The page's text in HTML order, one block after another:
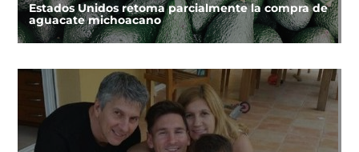
Estados Unidos retoma parcialmente la compra de
aguacate michoacano